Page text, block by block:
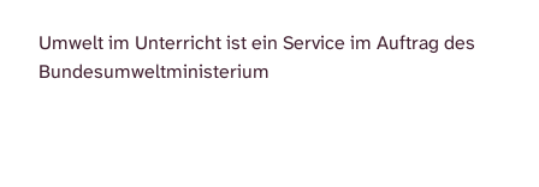
Umwelt im Unterricht ist ein Service im Auftrag des
Bundesumweltministerium